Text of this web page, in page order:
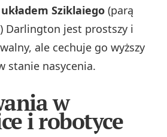
Sziklaiego (parą
Darlington jest prostszy i
ale cechuje go wyższy
stanie nasycenia.
w
i robotyce